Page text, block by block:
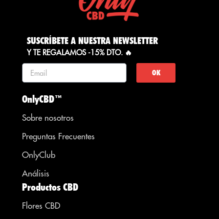
SUSCRÍBETE A NUESTRA NEWSLETTER
Y TE REGALAMOS -15% DTO. 🔥
OK
OnlyCBD™
Sobre nosotros
Preguntas Frecuentes
OnlyClub
Análisis
Productos CBD
Flores CBD